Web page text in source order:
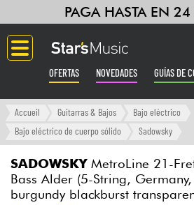
PAGA HASTA EN
OFERTAS NOVEDADES GUÍAS DE
Langue
Ampli & Efectos
Accueil Guitarras & Bajos
Bajo eléctrico
Bajo eléctrico de cuerpo sólido
Sadowsky
SADOWSKYMetroLine 21-
Bass Alder (5-String,
burgundy blackburst